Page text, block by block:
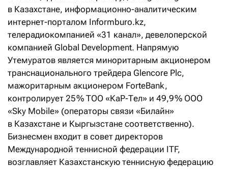
в Казахстане, информационно-аналитическим
интернет-порталом Informburo.kz,
телерадиокомпанией «31 канал», девелоперской
компанией Global Development. Напрямую
Утемуратов является миноритарным акционером
транснационального трейдера Glencore Plc,
мажоритарным акционером ForteBank,
контролирует 25 % ТОО «КаР-Тел» и 49,9 % ООО
«Sky Mobile» (операторы связи «Билайн»
в Казахстане и Кыргызстане соответственно).
Бизнесмен входит в совет директоров
Международной теннисной федерации ITF,
возглавляет Казахстанскую теннисную федерацию